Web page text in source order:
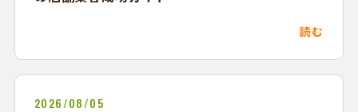
読む
2026/08/05